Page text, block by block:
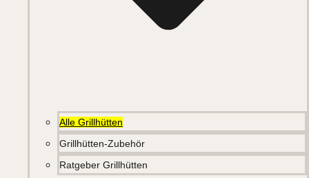
Alle Grillhütten
Grillhütten-Zubehör
Ratgeber Grillhütten